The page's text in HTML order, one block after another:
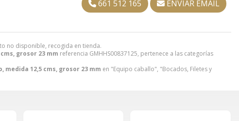
no disponible, recogida en tienda.
grosor 23 mm referencia GMHHS00837125, pertenece a las categorías
medida 12,5 cms, grosor 23 mm en "Equipo caballo", "Bocados, Filetes y
661 512 165 ENVIAR EMAIL